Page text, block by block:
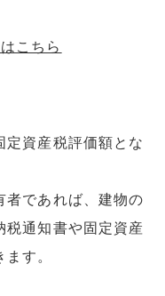
こちら
定資産税評価額とな
者であれば、建物の
税通知書や固定資産
す。